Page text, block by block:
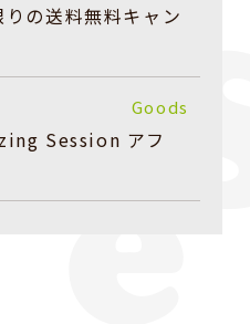
りの送料無料キャン
Goods
Session アフ